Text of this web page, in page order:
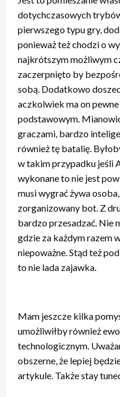
dotychczasowych
pierwszego typu gry,
ponieważ też chodzi o
najkrótszym możliwym
zaczerpnięto by
sobą. Dodatkowo
aczkolwiek ma on
podstawowym.
graczami, bardzo
również tę batalię.
w takim przypadku jeśli
wykonane to nie jest
musi wygrać żywa
zorganizowany bot. Z
bardzo przesadzać. Nie
gdzie za każdym razem
niepoważne. Stąd też
to nie lada zajawka.
Mam jeszcze kilka
umożliwiłby również
technologicznym.
obszerne, że lepiej
artykule. Także stay